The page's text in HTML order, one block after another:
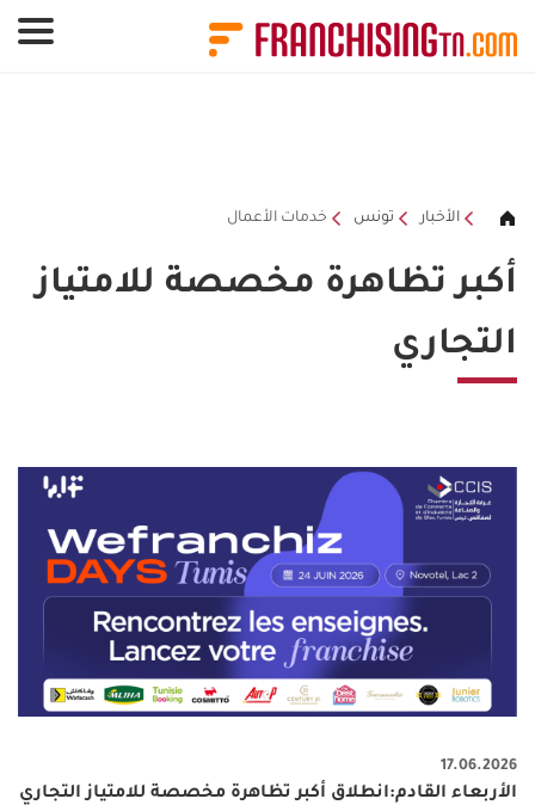
الأخبار تونس خدمات الأعمال
أكبر تظاهرة مخصصة للامتياز
التجاري
17.06.2026
الأربعاء القادم:انطلاق أكبر تظاهرة مخصصة للامتياز التجاري
لوحة إدارة ملفات تعريف الارتباط